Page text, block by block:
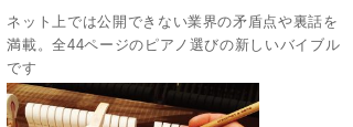
ネット上では公開できない業界の矛盾点や裏話を
満載。全44ページのピアノ選びの新しいバイブル
です